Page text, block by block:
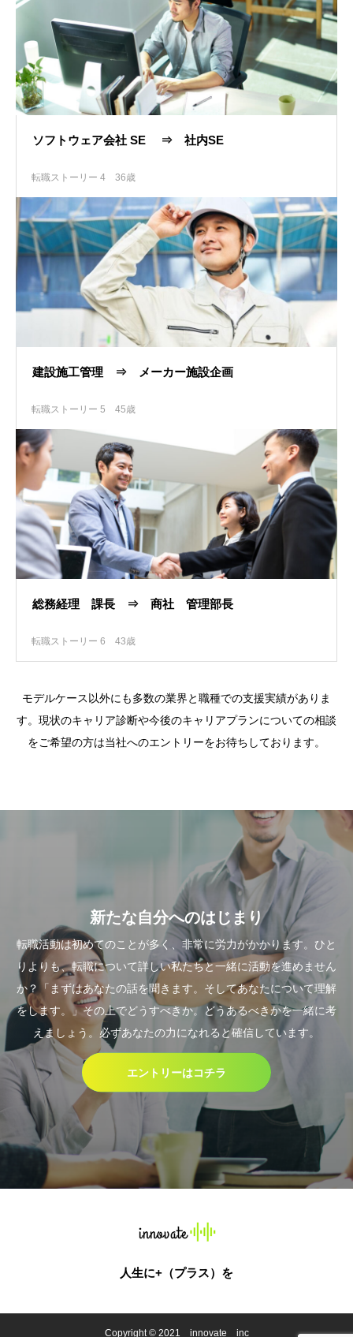
ソフトウェア会社 SE ⇒ 社内SE
転職ストーリー 4 36歳
建設施工管理 ⇒ メーカー施設企画
転職ストーリー 5 45歳
総務経理 課長 ⇒ 商社 管理部長
転職ストーリー 6 43歳
モデルケース以外にも多数の業界と職種での支援実績がありま
す。現状のキャリア診断や今後のキャリアプランについての相談
をご希望の方は当社へのエントリーをお待ちしております。
新たな自分へのはじまり
転職活動は初めてのことが多く、非常に労力がかかります。ひと
りよりも、転職について詳しい私たちと一緒に活動を進めません
か？「まずはあなたの話を聞きます。そしてあなたについて理解
をします。」その上でどうすべきか。どうあるべきかを一緒に考
えましょう。必ずあなたの力になれると確信しています。
エントリーはコチラ
人生に+（プラス）を
Copyright © 2021 innovate inc